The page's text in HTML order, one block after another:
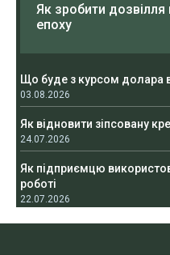
Як зробити
епоху
Що буде з курсом долара
03.08.2026
Як відновити зіпсовану
24.07.2026
Як підприємцю
роботі
22.07.2026